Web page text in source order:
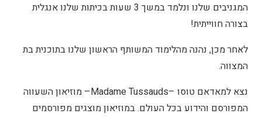
המגניבים שלנו ונלמד במשך 3 שעות בכיתות שלנו אנגלית
בצורה חווייתית!
לאחר מכן, נהנה מהלימוד המשותף הראשון שלנו בתוכנית בת
המצווה.
נצא למאדאם טוסו –Madame Tussauds– מוזיאון השעווה
המפורסם והידוע בכל העולם. במוזיאון מוצגים מפורסמים